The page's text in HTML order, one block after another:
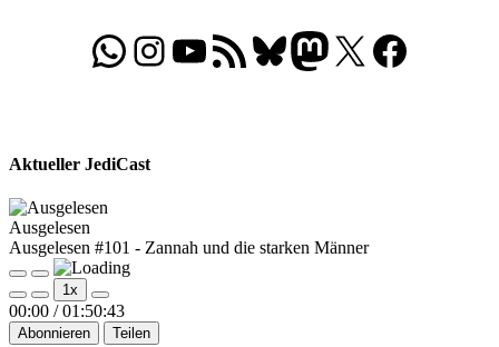
WhatsApp
Folgt uns auf Instagram
Besucht unseren YouTube-Kanal
RSS-FeedBluesky
Folgt uns auf Mastodon
X Folgt uns auf
Aktueller JediCast
Ausgelesen
Ausgelesen #101 - Zannah und die starken Männer
Play
Episode
Pause
Episode
1x
00:00 / 01:50:43
Abonnieren Teilen